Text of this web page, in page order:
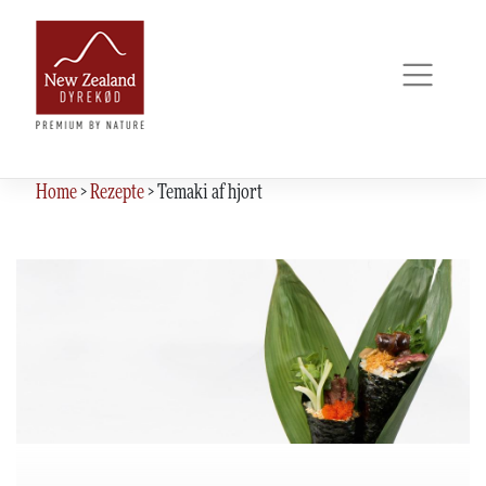
content
Home> Rezepte>Temaki af hjort